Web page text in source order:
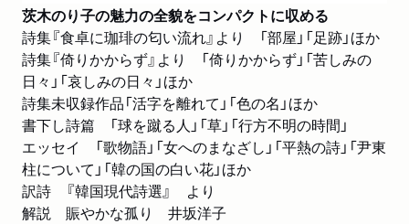
解説 賑やかな孤り 井坂洋子
茨木のり子の魅力の全貌をコンパクトに収める
詩集『食卓に珈琲の匂い流れ』より 「部屋」「足跡」ほか
詩集『倚りかからず』より 「倚りかからず」「苦しみの
日々」「哀しみの日々」ほか
詩集未収録作品「活字を離れて」「色の名」ほか
書下し詩篇 「球を蹴る人」「草」「行方不明の時間」
エッセイ 「歌物語」「女へのまなざし」「平熱の詩」「尹東
柱について」「韓の国の白い花」ほか
訳詩 『韓国現代詩選』 より
解説 賑やかな孤り 井坂洋子